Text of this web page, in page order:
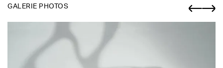
GALERIE PHOTOS